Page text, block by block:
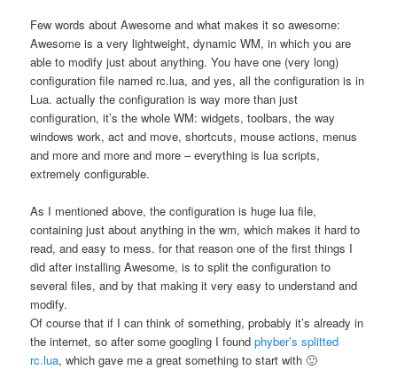
Few words about Awesome and what makes it so awesome:
Awesome is a very lightweight, dynamic WM, in which you are
able to modify just about anything. You have one (very long)
configuration file named rc.lua, and yes, all the configuration is in
Lua. actually the configuration is way more than just
configuration, it’s the whole WM: widgets, toolbars, the way
windows work, act and move, shortcuts, mouse actions, menus
and more and more and more – everything is lua scripts,
extremely configurable.
As I mentioned above, the configuration is huge lua file,
containing just about anything in the wm, which makes it hard to
read, and easy to mess. for that reason one of the first things I
did after installing Awesome, is to split the configuration to
several files, and by that making it very easy to understand and
modify.
Of course that if I can think of something, probably it’s already in
the internet, so after some googling I foundphyber’s splitted
rc.lua, which gave me a great something to start with 🙂